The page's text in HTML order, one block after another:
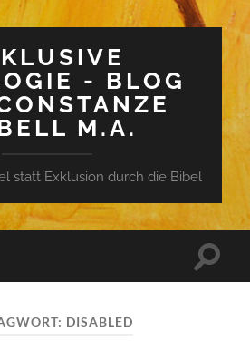
- BLOG
M.A.
statt Exklusion durch die Bibel
DISABLED